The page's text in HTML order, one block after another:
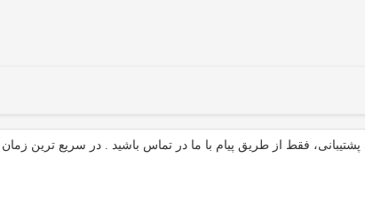
فقط از طریق پیام با ما در تماس باشید . در سریع ترین